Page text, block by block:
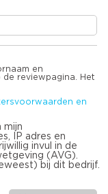
en
reviewpagina. Het
en
mijn
IP adres en
invul in de
(AVG).
bij dit bedrijf.